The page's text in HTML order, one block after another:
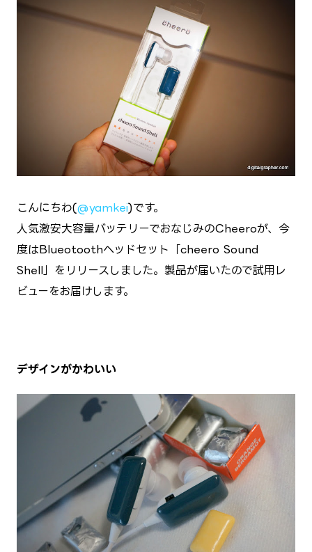
こんにちわ(@yamkei)です。
人気激安大容量バッテリーでおなじみのCheeroが、今
度はBlueotoothヘッドセット「cheero Sound
Shell」をリリースしました。製品が届いたので試用レ
ビューをお届けします。
デザインがかわいい